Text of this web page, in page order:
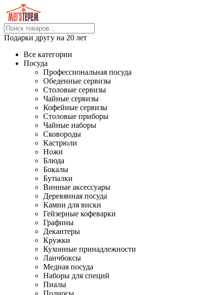
Подарки другу на 20 лет
Все категории
Посуда
Профессиональная посуда
Обеденные сервизы
Столовые сервизы
Чайные сервизы
Кофейные сервизы
Столовые приборы
Чайные наборы
Сковороды
Кастрюли
Ножи
Блюда
Бокалы
Бутылки
Винные аксессуары
Деревянная посуда
Камни для виски
Гейзерные кофеварки
Графины
Декантеры
Кружки
Кухонные принадлежности
Ланчбоксы
Медная посуда
Наборы для специй
Пиалы
Подносы